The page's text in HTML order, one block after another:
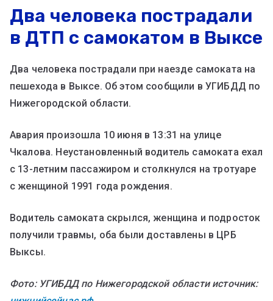
Два человека пострадали
в ДТП с самокатом в Выксе
Два человека пострадали при наезде самоката на
пешехода в Выксе. Об этом сообщили в УГИБДД по
Нижегородской области.
Авария произошла 10 июня в 13:31 на улице
Чкалова. Неустановленный водитель самоката ехал
с 13-летним пассажиром и столкнулся на тротуаре
с женщиной 1991 года рождения.
Водитель самоката скрылся, женщина и подросток
получили травмы, оба были доставлены в ЦРБ
Выксы.
Фото: УГИБДД по Нижегородской области источник: